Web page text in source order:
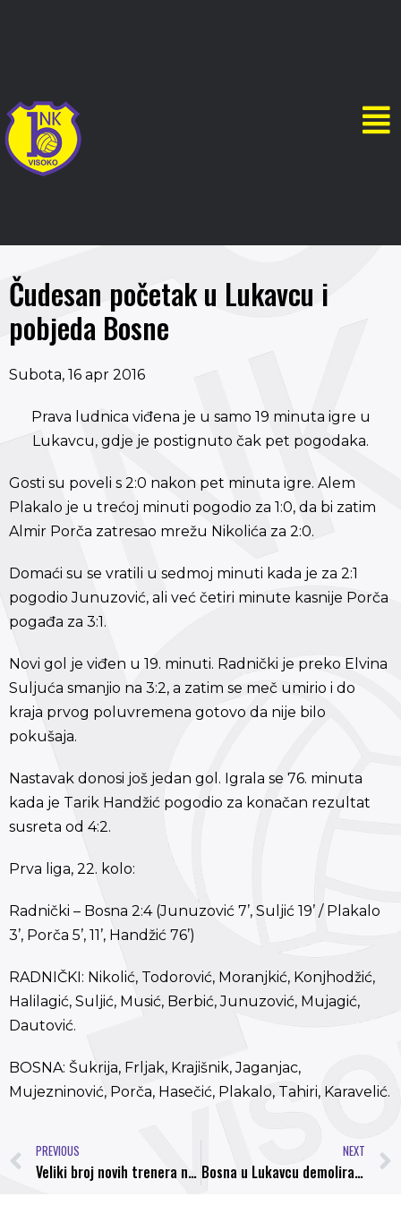
Čudesan početak u Lukavcu i
pobjeda Bosne
Subota, 16 apr 2016
Prava ludnica viđena je u samo 19 minuta igre u
Lukavcu, gdje je postignuto čak pet pogodaka.
Gosti su poveli s 2:0 nakon pet minuta igre. Alem
Plakalo je u trećoj minuti pogodio za 1:0, da bi zatim
Almir Porča zatresao mrežu Nikolića za 2:0.
Domaći su se vratili u sedmoj minuti kada je za 2:1
pogodio Junuzović, ali već četiri minute kasnije Porča
pogađa za 3:1.
Novi gol je viđen u 19. minuti. Radnički je preko Elvina
Suljuća smanjio na 3:2, a zatim se meč umirio i do
kraja prvog poluvremena gotovo da nije bilo
pokušaja.
Nastavak donosi još jedan gol. Igrala se 76. minuta
kada je Tarik Handžić pogodio za konačan rezultat
susreta od 4:2.
Prva liga, 22. kolo:
Radnički – Bosna 2:4 (Junuzović 7’, Suljić 19’ / Plakalo
3’, Porča 5’, 11’, Handžić 76’)
RADNIČKI: Nikolić, Todorović, Moranjkić, Konjhodžić,
Halilagić, Suljić, Musić, Berbić, Junuzović, Mujagić,
Dautović.
BOSNA: Šukrija, Frljak, Krajišnik, Jaganjac,
Mujezninović, Porča, Hasečić, Plakalo, Tahiri, Karavelić.
PREVIOUS
Veliki broj novih trenera na Prvoj Ligi FBiH, Demirović naslijedio Ključanina na kormilu Jedinstva
NEXT
Bosna u Lukavcu demolirala domaću ekipu